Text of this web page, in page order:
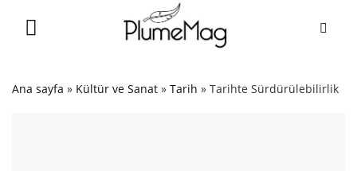
Ana sayfa » Kültür ve Sanat » Tarih » Tarihte Sürdürülebilirlik